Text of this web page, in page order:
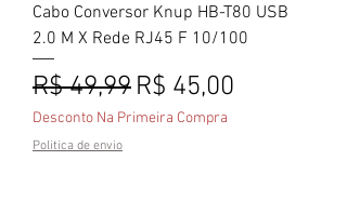
Cabo Conversor Knup HB-T80 USB
2.0 M X Rede RJ45 F 10/100
Preço normal
R$ 49,99 Preço promocional
R$ 45,00
Desconto Na Primeira Compra
Politica de envio